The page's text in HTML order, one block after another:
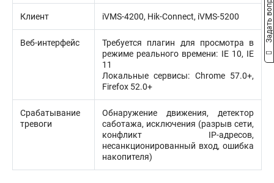
Клиент iVMS-4200, Hik-Connect, iVMS-5200
Веб-интерфейс
Требуется плагин для просмотра в
режиме реального времени: IE 10, IE
11
Локальные сервисы: Chrome 57.0+,
Firefox 52.0+
Срабатывание
тревоги
Обнаружение движения, детектор
саботажа, исключения (разрыв сети,
конфликт IP-адресов,
несанкционированный вход, ошибка
накопителя)
Задать вопрос